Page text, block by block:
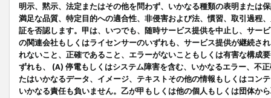
明示、黙示、法定またはその他を問わず、いかなる種類の表明または
満足な品質、特定目的への適合性、非侵害および法、慣習、取引過程
証を否認します。甲は、いつでも、随時サービス提供を中止し、サー
の関連会社もしくはライセンサーのいずれも、サービス提供が継続さ
れないこと、正確であること、エラーがないこともしくは有害な構成
ずれも、 (A) 停電もしくはシステム障害を含む、いかなるエラー、不
たはいかなるデータ、イメージ、テキストその他の情報もしくはコン
いかなる責任も負いません。乙が甲もしくは他の個人もしくは団体か